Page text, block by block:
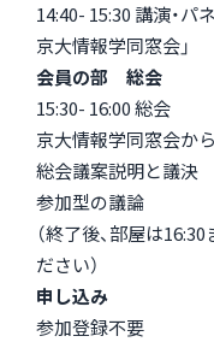
14:40- 15:30 講演・パ
京大情報学同窓会」
会員の部 総会
15:30- 16:00 総会
京大情報学同窓会か
総会議案説明と議決
参加型の議論
（終了後、部屋は
ださい）
申し込み
参加登録不要